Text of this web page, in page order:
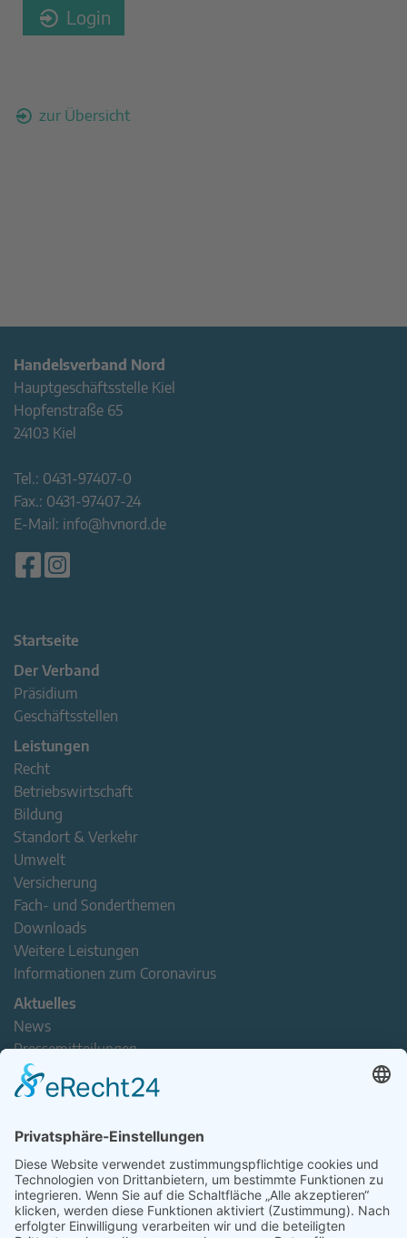
Login
zur Übersicht
Handelsverband Nord
Hauptgeschäftsstelle Kiel
Hopfenstraße 65
24103 Kiel
Tel.: 0431-97407-0
Fax.: 0431-97407-24
E-Mail: info@hvnord.de
Startseite
Der Verband
Präsidium
Geschäftsstellen
Leistungen
Recht
Betriebswirtschaft
Bildung
Standort & Verkehr
Umwelt
Versicherung
Fach- und Sonderthemen
Downloads
Weitere Leistungen
Informationen zum Coronavirus
Aktuelles
News
Pressemitteilungen
Newsletter
Handel(n) im Norden – Mitgliederjournal
Verband erleben
Der Tag des Norddeutschen Handels
Jetzt Mitarbeitende nominieren – Personal Award 2026
handel2go – Podcast mit Kuhlage und Gästen